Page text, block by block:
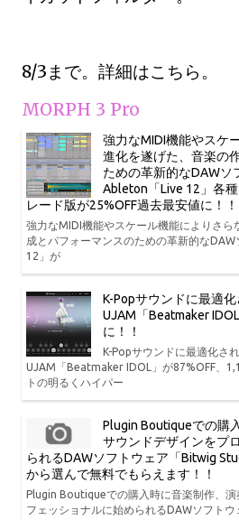
8/3まで。詳細はこちら。
MORPH 3 Pro
強力なMIDI機能やスケ
進化を遂げた、音楽の
ための革新的なDAWソ
Ableton「Live 12」各
レード版が25%OFF過去最安値に！！
強力なMIDI機能やスケール機能によりさら
成とパフォーマンスのための革新的な
12」が
K-Popサウンドに最適
UJAM「Beatmaker
に！！
K-Popサウンドに最適化さ
UJAM「Beatmaker IDOL」が87%OFF、
トの明るくハイパー
Plugin Boutiqueでの購
サウンドデザインをプ
られるDAWソフトウェア「Bitwig
から選んで無料でもらえます！！
Plugin Boutiqueでの購入時に音楽制作、演
フェッショナルに始められるDAWソフト